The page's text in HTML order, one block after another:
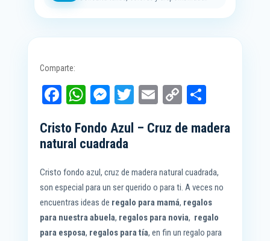
Comparte:
Fa
bo
ok
W
ts
A
pp
M
se
ng
er
T
tt
E
ail
C
y
nk
C
m
rti
r
Cristo Fondo Azul – Cruz de madera
natural cuadrada
Cristo fondo azul, cruz de madera natural cuadrada,
son especial para un ser querido o para ti. A veces no
encuentras ideas de regalo para mamá, regalos
para nuestra abuela, regalos para novia, regalo
para esposa, regalos para tía, en fin un regalo para